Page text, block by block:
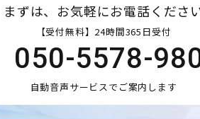
まずは、お気軽にお電話くださ
【受付無料】24時間365日受付
050-5578-
自動音声サービスでご案内します